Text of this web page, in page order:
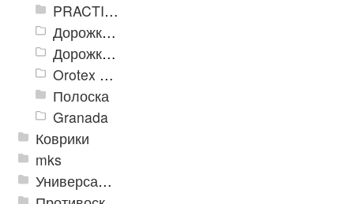
PRACTICAL
Дорожка влаговпитывающая Лидер XL
Дорожки «Фаворит»
Orotex GIN
Полоска
Granada
Коврики
mks
Универсальные модульные покрытия